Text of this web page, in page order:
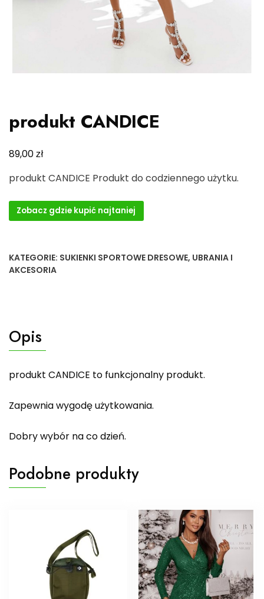
produkt CANDICE
89,00zł
produkt CANDICE Produkt do codziennego użytku.
Zobacz gdzie kupić najtaniej
KATEGORIE: SUKIENKI SPORTOWE DRESOWE, UBRANIA I
AKCESORIA
Opis
produkt CANDICE to funkcjonalny produkt.
Zapewnia wygodę użytkowania.
Dobry wybór na co dzień.
Podobne produkty